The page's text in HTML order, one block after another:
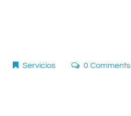
Servicios 0 Comments